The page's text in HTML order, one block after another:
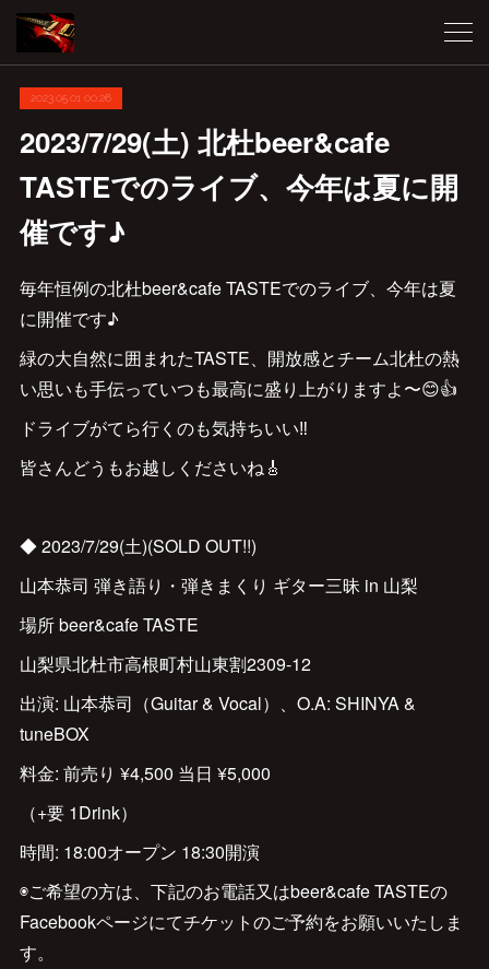
2023.05.01 00:26
2023/7/29(土) 北杜beer&cafe
TASTEでのライブ、今年は夏に開
催です♪
毎年恒例の北杜beer&cafe TASTEでのライブ、今年は夏
に開催です♪
緑の大自然に囲まれたTASTE、開放感とチーム北杜の熱
い思いも手伝っていつも最高に盛り上がりますよ〜😊👍
ドライブがてら行くのも気持ちいい‼︎
皆さんどうもお越しくださいね🎸
◆ 2023/7/29(土)(SOLD OUT!!)
山本恭司 弾き語り・弾きまくり ギター三昧 in 山梨
場所 beer&cafe TASTE
山梨県北杜市高根町村山東割2309-12
出演: 山本恭司（Guitar & Vocal）、O.A: SHINYA &
tuneBOX
料金: 前売り ¥4,500 当日 ¥5,000
（+要 1Drink）
時間: 18:00オープン 18:30開演
◉ご希望の方は、下記のお電話又はbeer&cafe TASTEの
Facebookページにてチケットのご予約をお願いいたしま
す。